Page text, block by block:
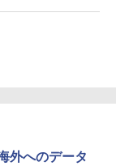
外へのデータ